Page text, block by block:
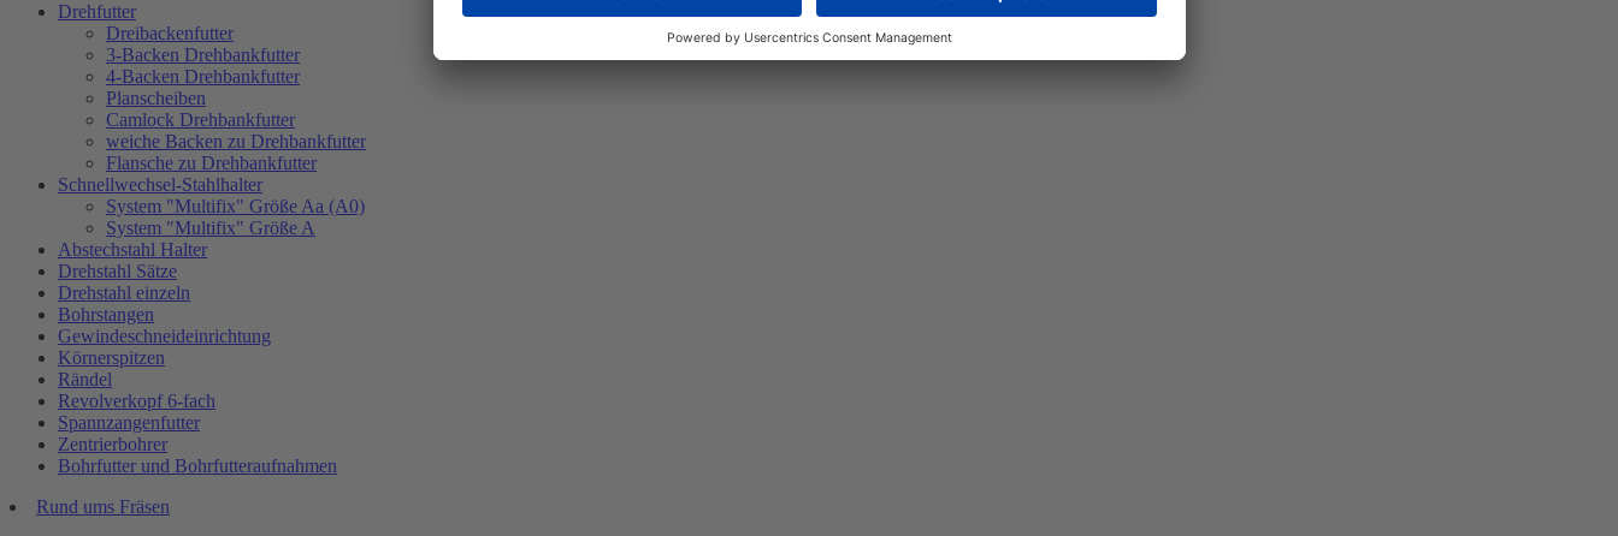
Drehfutter
Dreibackenfutter
3-Backen Drehbankfutter
4-Backen Drehbankfutter
Planscheiben
Camlock Drehbankfutter
weiche Backen zu Drehbankfutter
Flansche zu Drehbankfutter
Schnellwechsel-Stahlhalter
System "Multifix" Größe Aa (A0)
System "Multifix" Größe A
Abstechstahl Halter
Drehstahl Sätze
Drehstahl einzeln
Bohrstangen
Gewindeschneideinrichtung
Körnerspitzen
Rändel
Revolverkopf 6-fach
Spannzangenfutter
Zentrierbohrer
Bohrfutter und Bohrfutteraufnahmen
Rund ums Fräsen